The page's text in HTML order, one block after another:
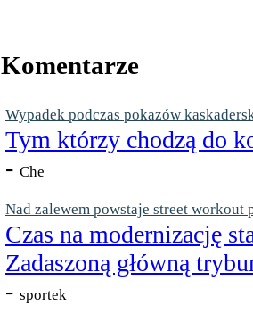
Komentarze
Wypadek podczas pokazów
Tym którzy chodzą do
- Che
Nad zalewem powstaje street workout
Czas na modernizację
Zadaszoną główną
- sportek